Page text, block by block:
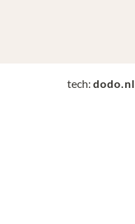
tech: dodo.nl